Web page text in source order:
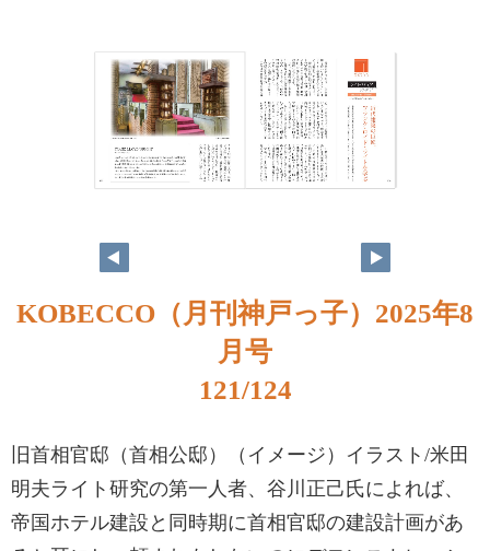
KOBECCO（月刊神戸っ子）2025年8
月号
121/124
旧首相官邸（首相公邸）（イメージ）イラスト/米田
明夫ライト研究の第一人者、谷川正己氏によれば、
帝国ホテル建設と同時期に首相官邸の建設計画があ